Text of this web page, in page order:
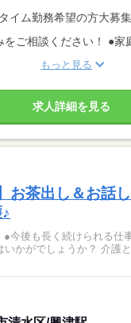
イム勤務希望の方大募集
ご相談ください！ ●家
もっと見る
求人詳細を見る
お茶出し＆お話
も長く続けられる仕事がした
うか？ 介護といっても、最近では